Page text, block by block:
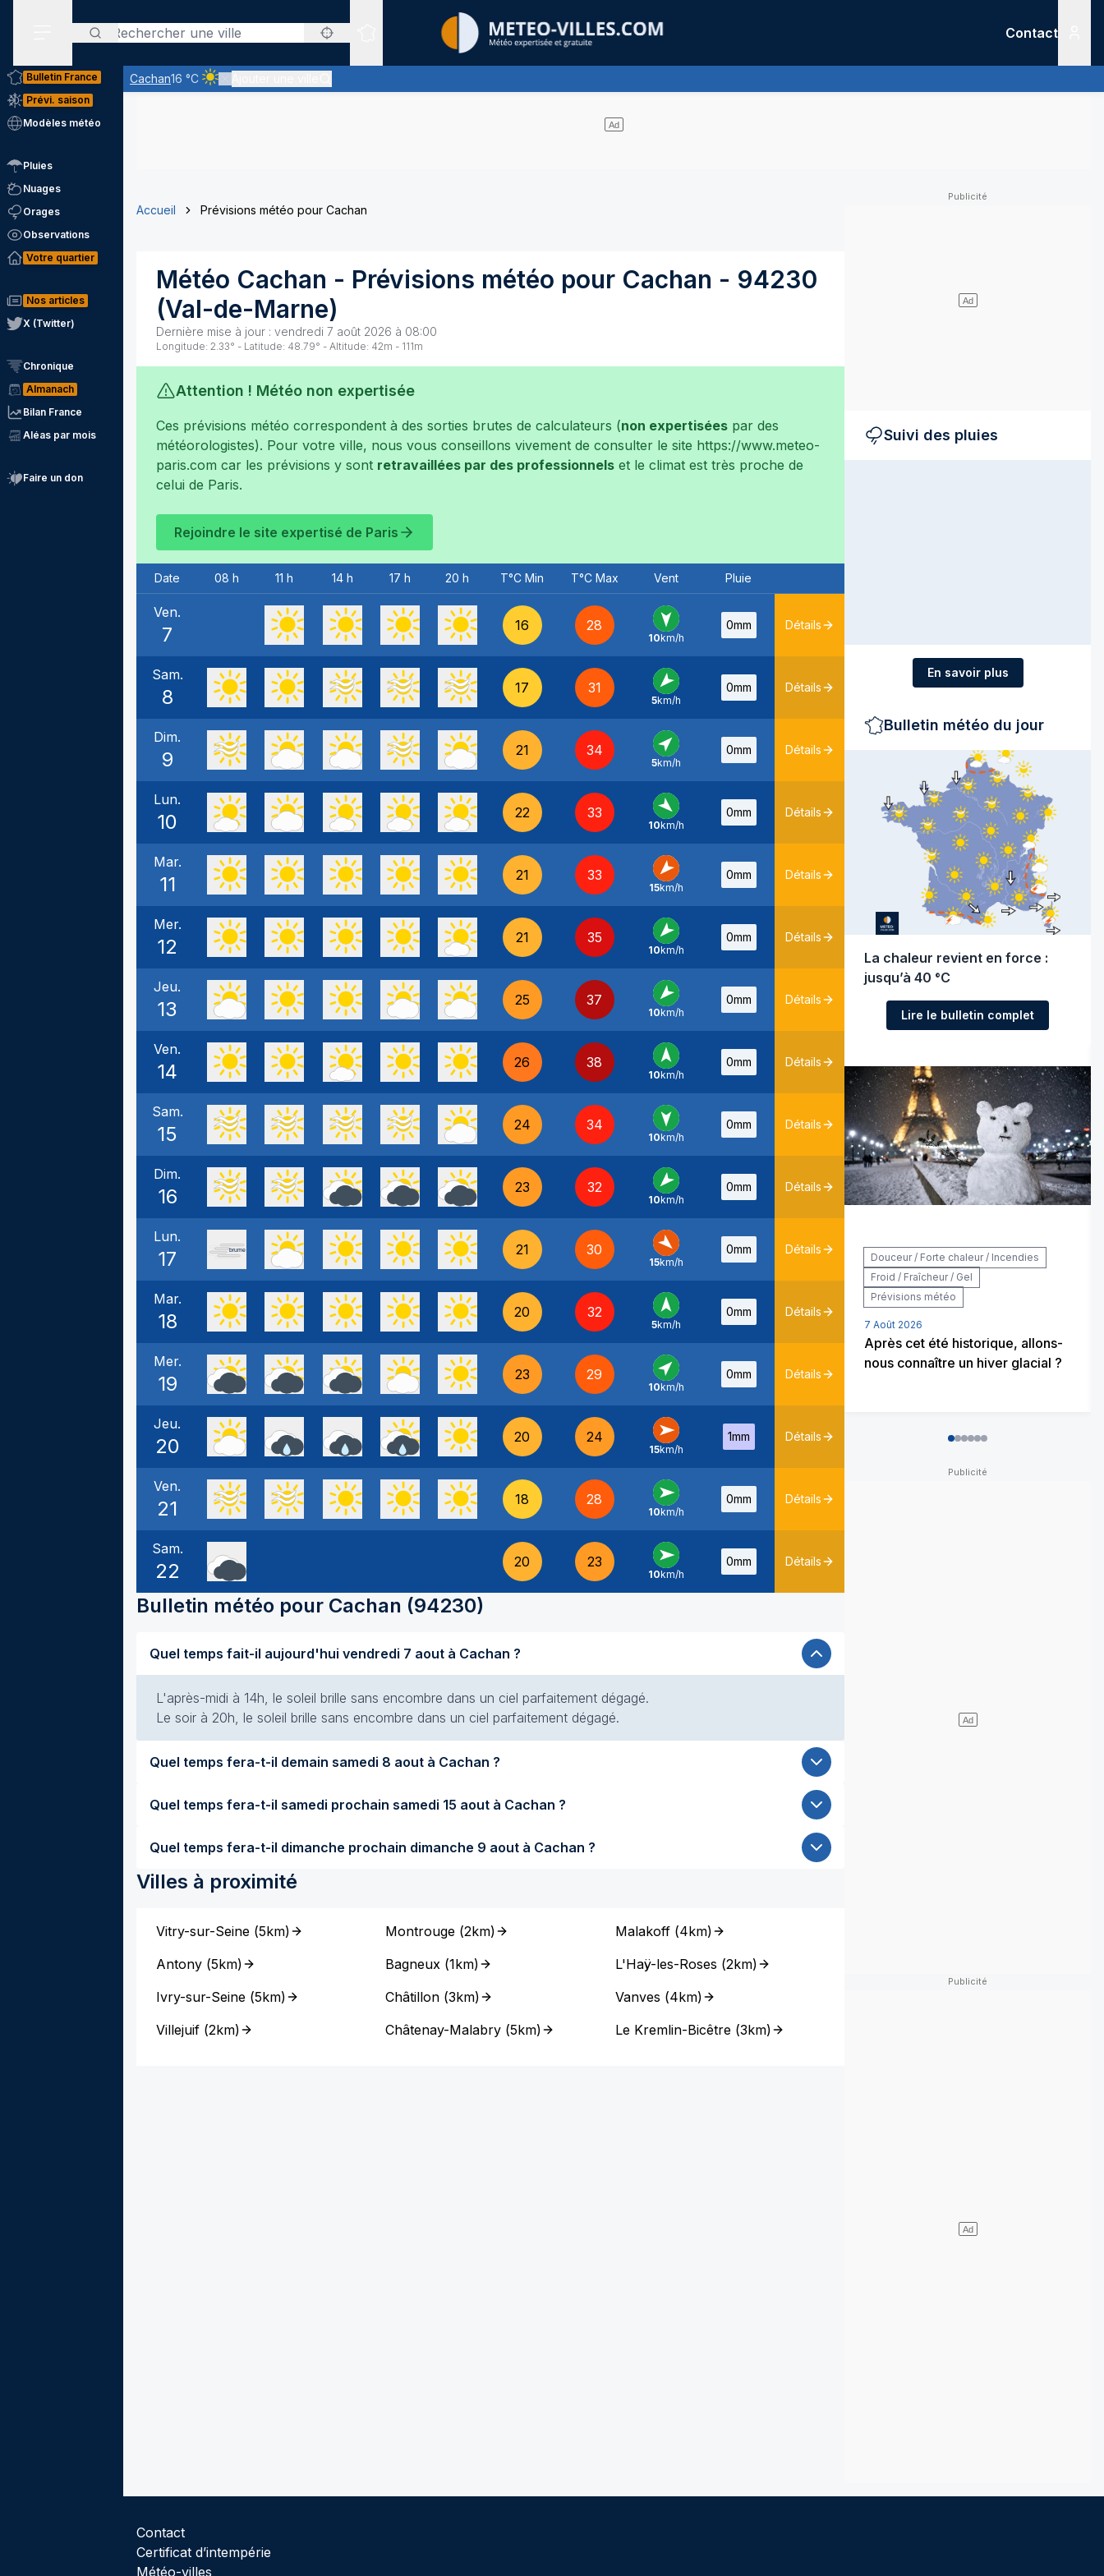
Rechercher
Sites expertis&eacute;s
Contact
Cachan16 °C
Ciel clair - quasiment pas de nuages et un soleil omniprésent
Bulletin France
Prévi. saison
Modèles météo
Pluies
Nuages
Orages
Observations
Votre quartier
Nos articles
X (Twitter)
Chronique
Almanach
Bilan France
Aléas par mois
Faire un don
Accueil Prévisions météo pour Cachan
Météo Cachan - Prévisions météo pour Cachan - 94230
(Val-de-Marne)
Dernière mise à jour : vendredi 7 août 2026 à 08:00
Longitude: 2.33° - Latitude: 48.79° - Altitude: 42m - 111m
Attention ! Météo non expertisée
Ces prévisions météo correspondent à des sorties brutes de calculateurs (non expertisées par des
météorologistes). Pour votre ville, nous vous conseillons vivement de consulter le site https://www.meteo-
paris.com car les prévisions y sont retravaillées par des professionnels et le climat est très proche de
celui de Paris.
Rejoindre le site expertisé de Paris
Date 08 h 11 h 14 h 17 h 20 h T°C Min T°C Max Vent Pluie
Ven.
7 16 28
N -
10km/h
0mm Détails
Sam.
8 17 31
NE
5km/h
0mm Détails
Dim.
9 21 34
SO
5km/h
0mm Détails
Lun.
10 22 33
NO -
10km/h
0mm Détails
Mar.
11 21 33
NE -
15km/h
0mm Détails
Mer.
12 21 35
NE -
10km/h
0mm Détails
Jeu.
13 25 37
NE -
10km/h
0mm Détails
Ven.
14 26 38
S -
10km/h
0mm Détails
Sam.
15 24 34
N -
10km/h
0mm Détails
Dim.
16 23 32
NE -
10km/h
0mm Détails
Lun.
17 21 30
NO
15km/h
0mm Détails
Mar.
18 20 32
S -
5km/h
0mm Détails
Mer.
19 23 29
SO -
10km/h
0mm Détails
Jeu.
20 20 24
O -
15km/h
1mm Détails
Ven.
21 18 28
O -
10km/h
0mm Détails
Sam.
22 20 23
O -
10km/h
0mm Détails
Bulletin météo pour Cachan (94230)
Quel temps fait-il aujourd'hui vendredi 7 aout à Cachan ?
L'après-midi à 14h, le soleil brille sans encombre dans un ciel parfaitement dégagé.
Le soir à 20h, le soleil brille sans encombre dans un ciel parfaitement dégagé.
Quel temps fera-t-il demain samedi 8 aout à Cachan ?
Quel temps fera-t-il samedi prochain samedi 15 aout à Cachan ?
Quel temps fera-t-il dimanche prochain dimanche 9 aout à Cachan ?
Villes à proximité
Vitry-sur-Seine (5km)
Antony (5km)
Ivry-sur-Seine (5km)
Villejuif (2km)
Montrouge (2km)
Bagneux (1km)
Châtillon (3km)
Châtenay-Malabry (5km)
Malakoff(4km)
L'Haÿ-les-Roses (2km)
Vanves (4km)
Le Kremlin-Bicêtre(3km)
Suivi des pluies
En savoir plus
Bulletin météo du jour
La chaleur revient en force :
jusqu’à 40 °C
Lire le bulletin complet
Douceur / Forte chaleur / Incendies
Froid / Fraîcheur / Gel
Prévisions météo
7 Août 2026
Après cet été historique, allons-
nous connaître un hiver glacial ?
Contact
Certificat d’intempérie
Météo-villes